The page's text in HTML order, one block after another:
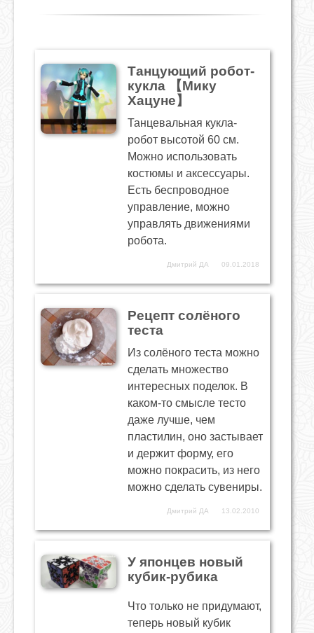
Танцующий робот-
кукла 【Мику
Хацуне】
Танцевальная кукла-
робот высотой 60 см.
Можно использовать
костюмы и аксессуары.
Есть беспроводное
управление, можно
управлять движениями
робота.
Дмитрий ДА 09.01.2018
Рецепт солёного
теста
Из солёного теста можно
сделать множество
интересных поделок. В
каком-то смысле тесто
даже лучше, чем
пластилин, оно застывает
и держит форму, его
можно покрасить, из него
можно сделать сувениры.
Дмитрий ДА 13.02.2010
У японцев новый
кубик-рубика
Что только не придумают,
теперь новый кубик